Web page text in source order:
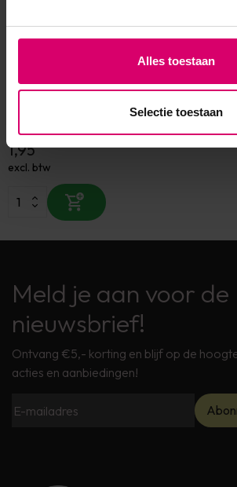
Alles toestaan
Selectie toestaan
Florence Nails Dual Forms
1,95
excl. btw
Meld je aan voor de
nieuwsbrief!
Ontvang €5,- korting en blijf op de
acties en aanbiedingen!